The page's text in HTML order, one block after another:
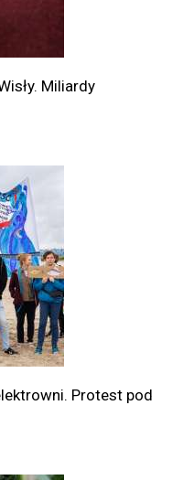
Miliardy
Protest pod